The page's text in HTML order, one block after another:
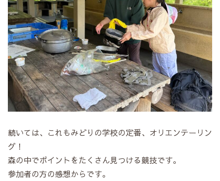
続いては、これもみどりの学校の定番、オリエンテーリン
グ！
森の中でポイントをたくさん見つける競技です。
参加者の方の感想からです。